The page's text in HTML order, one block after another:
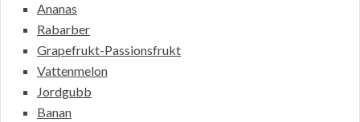
Ananas
Rabarber
Grapefrukt-Passionsfrukt
Vattenmelon
Jordgubb
Banan